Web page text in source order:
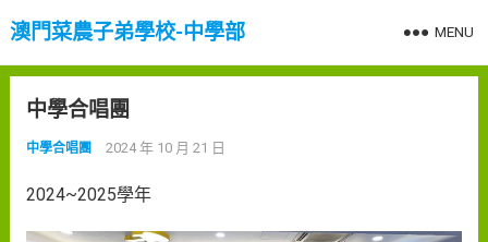
澳門菜農子弟學校-中學部 MENU
中學合唱團
中學合唱團 2024 年 10 月 21 日
2024~2025學年